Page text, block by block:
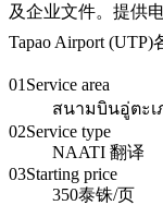
及企业文件。提供
Tapao Airport (UTP)
01 Service area
สนามบินอู่ตะเ
02Service type
NAATI 翻译
03Starting price
350泰铢/页